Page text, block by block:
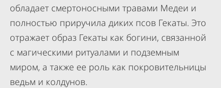
обладает смертоносными травами Медеи и
полностью приручила диких псов Гекаты. Это
отражает образ Гекаты как богини, связанной
с магическими ритуалами и подземным
миром, а также ее роль как покровительницы
ведьм и колдунов.